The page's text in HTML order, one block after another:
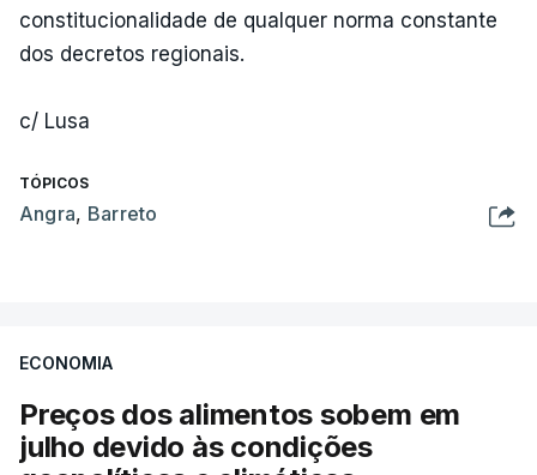
constitucionalidade de qualquer norma constante
dos decretos regionais.
c/ Lusa
TÓPICOS
Angra, Barreto
ECONOMIA
Preços dos alimentos sobem em
julho devido às condições